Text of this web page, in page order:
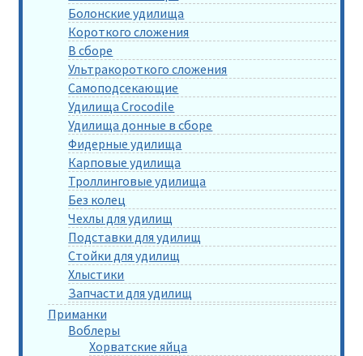
Болонские удилища
Короткого сложения
В сборе
Ультракороткого сложения
Самоподсекающие
Удилища Crocodile
Удилища донные в сборе
Фидерные удилища
Карповые удилища
Троллинговые удилища
Без колец
Чехлы для удилищ
Подставки для удилищ
Стойки для удилищ
Хлыстики
Запчасти для удилищ
Приманки
Воблеры
Хорватские яйца